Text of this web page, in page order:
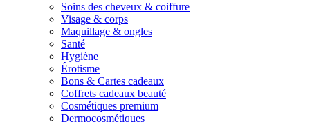
Soins des cheveux & coiffure
Visage & corps
Maquillage & ongles
Santé
Hygiène
Érotisme
Bons & Cartes cadeaux
Coffrets cadeaux beauté
Cosmétiques premium
Dermocosmétiques